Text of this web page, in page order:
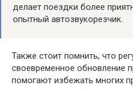
делает поездки более
опытный автозвукорезчик.
Также стоит помнить, что
своевременное обновление
помогают избежать многих